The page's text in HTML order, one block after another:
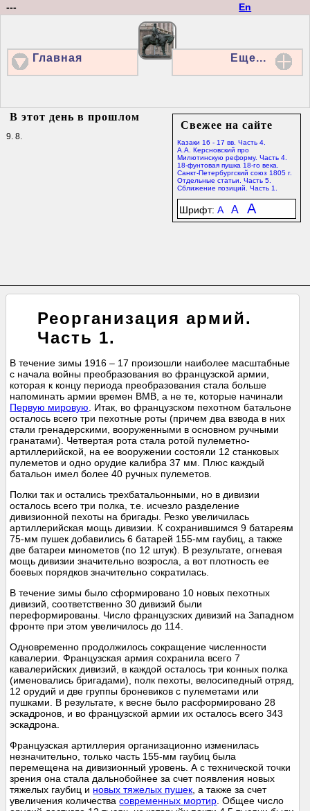
En
---
Главная Еще...
Свежее на сайте
Казаки 16 - 17 вв. Часть 4.
А.А. Керсновский про
Милютинскую реформу. Часть 4.
18-фунтовая пушка 18-го века.
Санкт-Петербургский союз 1805 г.
Отдельные статьи. Часть 5.
Сближение позиций. Часть 1.
Шрифт: A A A
В этот день в прошлом
9. 8.
Реорганизация армий.
Часть 1.
В течение зимы 1916 – 17 произошли наиболее масштабные
с начала войны преобразования во французской армии,
которая к концу периода преобразования стала больше
напоминать армии времен ВМВ, а не те, которые начинали
Первую мировую . Итак, во французском пехотном батальоне
осталось всего три пехотные роты (причем два взвода в них
стали гренадерскими, вооруженными в основном ручными
гранатами). Четвертая рота стала ротой пулеметно-
артиллерийской, на ее вооружении состояли 12 станковых
пулеметов и одно орудие калибра 37 мм. Плюс каждый
батальон имел более 40 ручных пулеметов.
Полки так и остались трехбатальонными, но в дивизии
осталось всего три полка, т.е. исчезло разделение
дивизионной пехоты на бригады. Резко увеличилась
артиллерийская мощь дивизии. К сохранившимся 9 батареям
75-мм пушек добавились 6 батарей 155-мм гаубиц, а также
две батареи минометов (по 12 штук). В результате, огневая
мощь дивизии значительно возросла, а вот плотность ее
боевых порядков значительно сократилась.
В течение зимы было сформировано 10 новых пехотных
дивизий, соответственно 30 дивизий были
переформированы. Число французских дивизий на Западном
фронте при этом увеличилось до 114.
Одновременно продолжилось сокращение численности
кавалерии. Французская армия сохранила всего 7
кавалерийских дивизий, в каждой осталось три конных полка
(именовались бригадами), полк пехоты, велосипедный отряд,
12 орудий и две группы броневиков с пулеметами или
пушками. В результате, к весне было расформировано 28
эскадронов, и во французской армии их осталось всего 343
эскадрона.
Французская артиллерия организационно изменилась
незначительно, только часть 155-мм гаубиц была
перемещена на дивизионный уровень. А с технической точки
зрения она стала дальнобойнее за счет появления новых
тяжелых гаубиц и новых тяжелых пушек , а также за счет
увеличения количествасовременных мортир . Общее число